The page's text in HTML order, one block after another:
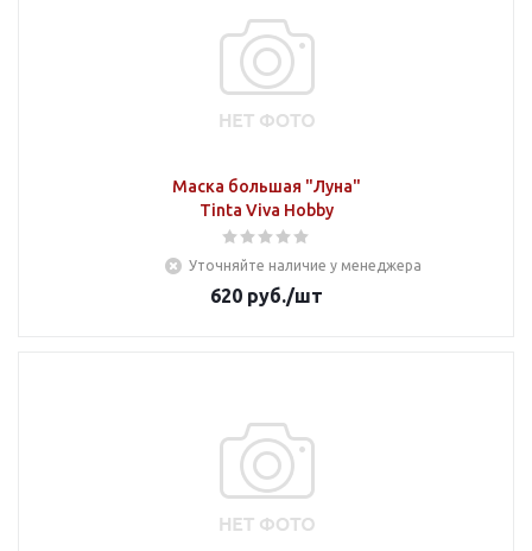
Маска большая "Луна"
Tinta Viva Hobby
Уточняйте наличие у менеджера
620 руб./шт